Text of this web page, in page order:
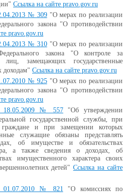
Ссылка на сайте pravo.gov.ru
№ 309"О мерах по реализации
закона "О противодействии
pravo.gov.ru
№ 310"О мерах по реализации
закона "О контроле за
лиц, замещающих государственные
доходам" Ссылка на сайте pravo.gov.ru
№ 925"О мерах по реализации
закона "О противодействии
pravo.gov.ru
18.05.2009 № 557"Об утверждении
государственной службы, при
граждане и при замещении которых
служащие обязаны представлять
об имуществе и обязательствах
а также сведения о доходах, об
имущественного характера своих
детей"Ссылка на сайте
01.07.2010 № 821 "О комиссиях по